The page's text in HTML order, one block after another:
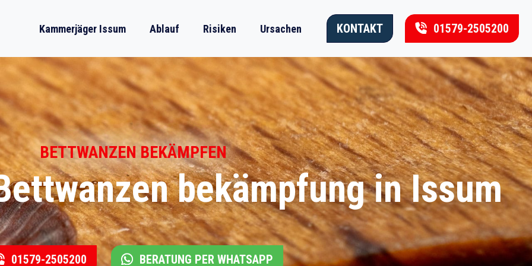
Kammerjäger Issum Ablauf Risiken Ursachen KONTAKT 01579-2505200
BETTWANZEN BEKÄMPFEN
bekämpfung in Issum
01579-2505200 BERATUNG PER WHATSAPP